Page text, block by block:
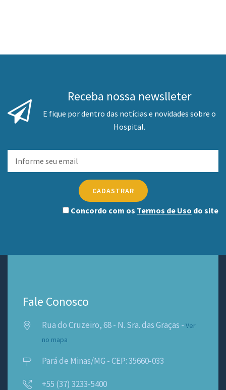
Receba nossa newslleter
E fique por dentro das notícias e novidades sobre o
Hospital.
CADASTRAR
Concordo com os Termos de Uso do site
Fale Conosco
Rua do Cruzeiro, 68 - N. Sra. das Graças - Ver
no mapa
Pará de Minas/MG - CEP: 35660-033
+55 (37) 3233-5400